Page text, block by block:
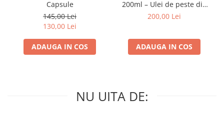
Capsule
145,00 Lei
130,00 Lei
ADAUGA IN COS
200ml – Ulei de peste din
pastrav danez (certificat
200,00 Lei
ADAUGA IN COS
NU UITA DE: